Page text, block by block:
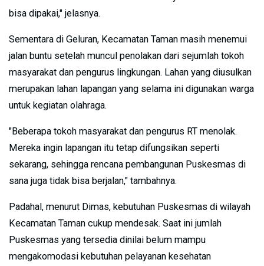
bisa dipakai," jelasnya.
Sementara di Geluran, Kecamatan Taman masih menemui
jalan buntu setelah muncul penolakan dari sejumlah tokoh
masyarakat dan pengurus lingkungan. Lahan yang diusulkan
merupakan lahan lapangan yang selama ini digunakan warga
untuk kegiatan olahraga.
"Beberapa tokoh masyarakat dan pengurus RT menolak.
Mereka ingin lapangan itu tetap difungsikan seperti
sekarang, sehingga rencana pembangunan Puskesmas di
sana juga tidak bisa berjalan," tambahnya.
Padahal, menurut Dimas, kebutuhan Puskesmas di wilayah
Kecamatan Taman cukup mendesak. Saat ini jumlah
Puskesmas yang tersedia dinilai belum mampu
mengakomodasi kebutuhan pelayanan kesehatan